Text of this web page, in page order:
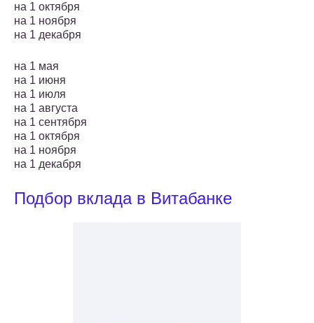
на 1 октября
на 1 ноября
на 1 декабря
на 1 мая
на 1 июня
на 1 июля
на 1 августа
на 1 сентября
на 1 октября
на 1 ноября
на 1 декабря
Подбор вклада в Витабанке